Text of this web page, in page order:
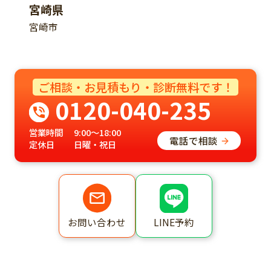
宮崎県
宮崎市
ご相談・お見積もり・診断無料です！
0120-040-235
営業時間
9:00～18:00
定休日
日曜・祝日 電話で相談
お問い合わせ LINE予約